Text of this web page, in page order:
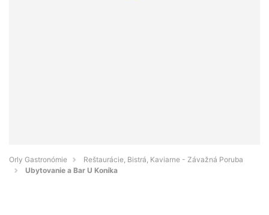
Orly Gastronómie
Reštaurácie, Bistrá, Kaviarne - Závažná Poruba
Ubytovanie a Bar U Koníka